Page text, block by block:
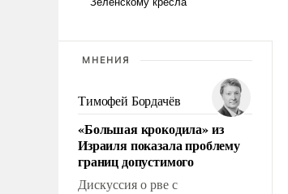
МНЕНИЯ
Тимофей Бордачёв
«Большая крокодила» из
Израиля показала проблему
границ допустимого
Дискуссия о рве с